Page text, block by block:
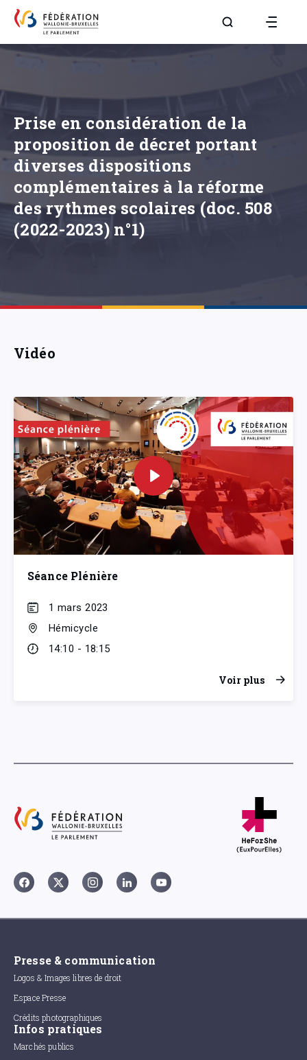
Aller à la page
Prise en considération de la
proposition de décret portant
diverses dispositions
complémentaires à la réforme
des rythmes scolaires (doc. 508
(2022-2023) n°1)
Vidéo
Séance Plénière
1 mars 2023
Hémicycle
14:10 - 18:15
Voir plus
Presse & communication
Logos & Images libres de droit
Espace Presse
Crédits photographiques
Infos pratiques
Marchés publics